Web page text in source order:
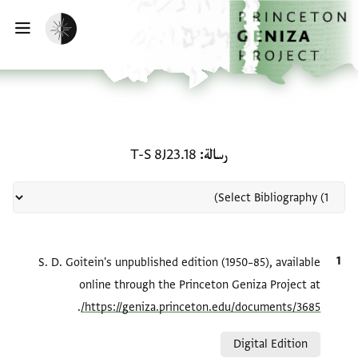
إلى المحتوى الرئيسي
الرئيسية
تفعيل الوضع المظلم
رسالة T-S 8J23.18
الاقتباس المرجعي
S. D. Goitein's unpublished edition (1950–85), available
online through the Princeton Geniza Project at
https://geniza.princeton.edu/documents/3685/
.
Digital Edition